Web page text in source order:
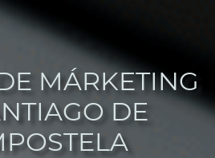
MÁRKETING
DE